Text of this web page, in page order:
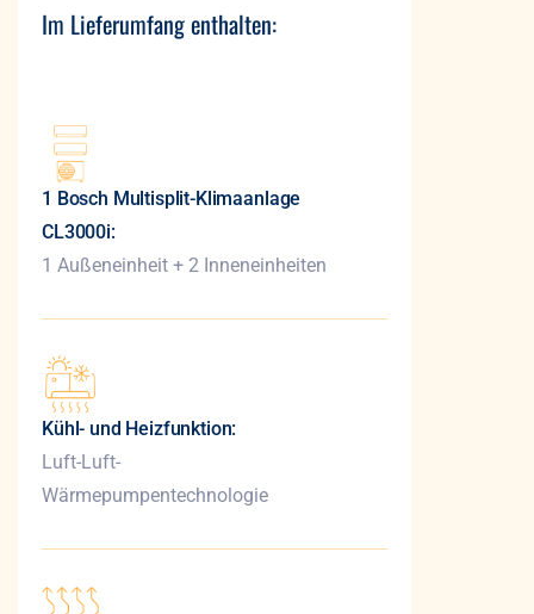
Im Lieferumfang enthalten:
1 Bosch Multisplit-Klimaanlage
CL3000i:
1 Außeneinheit + 2 Inneneinheiten
Kühl- und Heizfunktion:
Luft-Luft-
Wärmepumpentechnologie